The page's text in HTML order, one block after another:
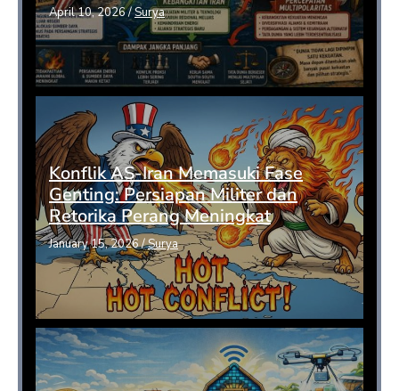
April 10, 2026/Surya
Konflik AS-Iran Memasuki Fase
Genting: Persiapan Militer dan
Retorika Perang Meningkat
January 15, 2026/Surya